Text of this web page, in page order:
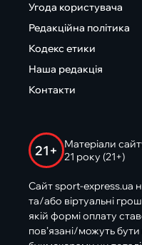
Угода користувача
Редакційна політика
Кодекс етики
Наша редакція
Контакти
21+
Матеріали
21 року (21+)
Сайт sport-express.ua
та/або віртуальні
якій формі оплату
пов’язані/можуть